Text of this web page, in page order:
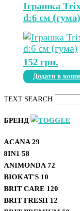
Іграшка
d:6 см (гума)
152 грн.
Додати в
TEXT SEARCH
БРЕНД
ACANA 29
8IN1 58
ANIMONDA 72
BIOKAT'S 10
BRIT CARE 120
BRIT FRESH 12